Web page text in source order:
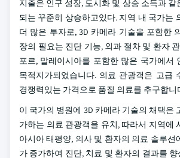
지출은 인구 성장, 도시화 및 상승 소득과 같
되는 꾸준히 상승하고있다. 지역 내 국가는
더 많은 투자로, 3D 카메라 기술을 포함한
장의 필요는 진단 기능, 외과 절차 및 환자
포르, 말레이시아를 포함한 많은 국가에서
목적지가되었습니다. 의료 관광객은 고급
경쟁력있는 가격으로 품질 의료를 추구합니
이 국가의 병원에 3D 카메라 기술의 채택은
가하는 의료 관광객을 유치, 따라서 지역에
아시아 태평양, 의사 및 환자의 의료 솔루션
가 증가하여 진단, 치료 및 환자의 결과를